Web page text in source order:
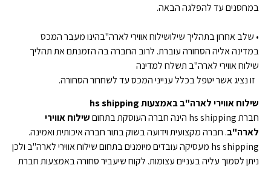
במחסנים עד להפלגה הבאה.
• שלב אחרון בתהליך שילושילוח אווירי לארה"בהינו מעבר המכס
במדינה אליה הסחורה עוברת. לרוב החברה בה הזמנתם את תהליך
שילוח אווירי לארה"ב תשלח למדינה
זו נציג אשר יטפל בכלל ענייני המכס עד לשחרור הסחורה.
שילוח אווירי לארה"ב באמצעות hs shipping
חברת hs shipping הינה חברה העוסקת בתחום
שילוח אווירי
לארה"ב. חברה מקצועית וידועה בשוק בתור חברה איכותית ואמינה.
hs shipping מעסיקה עובדים מיומנים בתחום שילוח אווירי לארה"ב ולכן
ניתן לסמוך עליה בעניים עצומות. לקוח שיעביר סחורה באמצעות חברת